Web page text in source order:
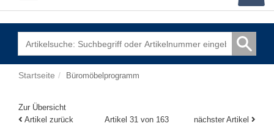
Startseite Büromöbelprogramm
Zur Übersicht
Artikel zurück
Artikel 31 von 163 nächster Artikel